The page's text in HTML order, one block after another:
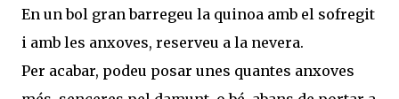
En un bol gran barregeu la quinoa amb el sofregit
i amb les anxoves, reserveu a la nevera.
Per acabar, podeu posar unes quantes anxoves